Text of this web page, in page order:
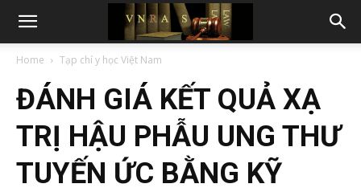
Home Tạp chí y học Việt Nam
ĐÁNH GIÁ KẾT QUẢ XẠ
TRỊ HẬU PHẪU UNG THƯ
TUYẾN ỨC BẰNG KỸ